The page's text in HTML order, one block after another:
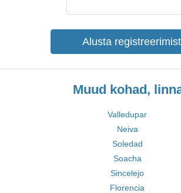
Alusta registreerimist
Muud kohad,
Valledupar
Neiva
Soledad
Soacha
Sincelejo
Florencia